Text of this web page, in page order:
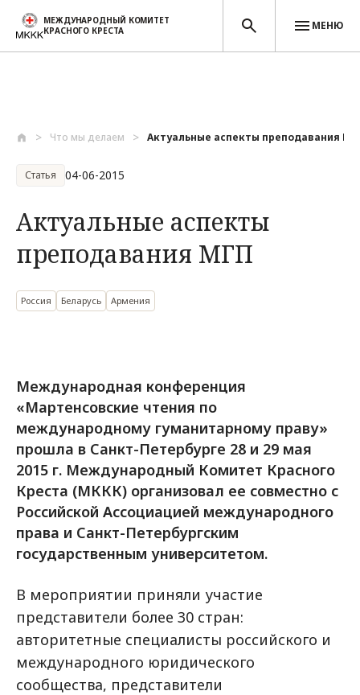
МЕЖДУНАРОДНЫЙ КОМИТЕТ
КРАСНОГО КРЕСТА
МЕНЮ
Что мы делаем Актуальные аспекты преподавания
Статья 04-06-2015
Актуальные аспекты
преподавания МГП
Россия Беларусь Армения
Международная конференция
«Мартенсовские чтения по
международному гуманитарному праву»
прошла в Санкт-Петербурге 28 и 29 мая
2015 г. Международный Комитет Красного
Креста (МККК) организовал ее совместно с
Российской Ассоциацией международного
права и Санкт-Петербургским
государственным университетом.
В мероприятии приняли участие
представители более 30 стран:
авторитетные специалисты российского и
международного юридического
сообщества, представители